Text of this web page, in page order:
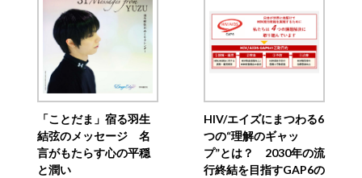
「ことだま」宿る羽生
結弦のメッセージ 名
言がもたらす心の平穏
と潤い
HIV/エイズにまつわる6
つの“理解のギャッ
プ”とは？ 2030年の流
行終結を目指すGAP6の